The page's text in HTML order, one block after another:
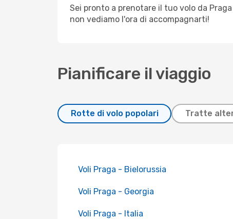
Sei pronto a prenotare il tuo volo da
non vediamo l'ora di accompagnarti!
Pianificare il viaggio
Rotte di volo popolari Tratte
Voli Praga - Bielorussia
Voli Praga - Georgia
Voli Praga - Italia